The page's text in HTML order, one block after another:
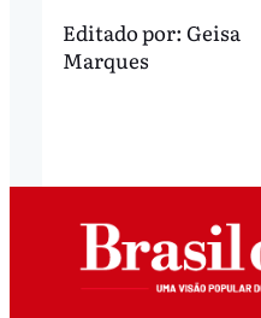
Editado por: Geisa
Marques